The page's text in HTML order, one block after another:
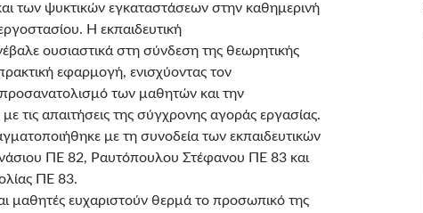
των ψυκτικών εγκαταστάσεων στην καθημερινή
Η εκπαιδευτική
ουσιαστικά στη σύνδεση της θεωρητικής
εφαρμογή, ενισχύοντας τον
των μαθητών και την
με τις απαιτήσεις της σύγχρονης αγοράς εργασίας.
με τη συνοδεία των εκπαιδευτικών
ΠΕ 82, Ραυτόπουλου Στέφανου ΠΕ 83 και
ΠΕ 83.
μαθητές ευχαριστούν θερμά το προσωπικό της